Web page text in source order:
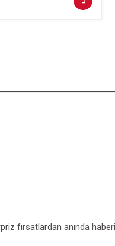
fırsatlardan anında